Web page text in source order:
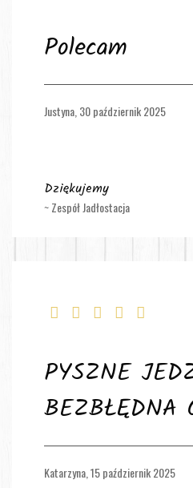
Polecam
Justyna,30 październik 2025
Dziękujemy
~ Zespół Jadłostacja
PYSZNE
BEZBŁĘDNA
Katarzyna,15 październik 2025